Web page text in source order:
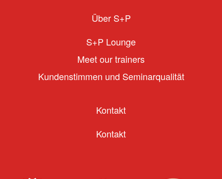
Über S+P
S+P Lounge
Meet our trainers
Kundenstimmen und Seminarqualität
Kontakt
Kontakt